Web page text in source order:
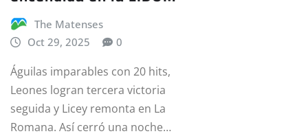
The Matenses
Oct 29, 2025
0
Águilas imparables con 20 hits,
Leones logran tercera victoria
seguida y Licey remonta en La
Romana. Así cerró una noche…